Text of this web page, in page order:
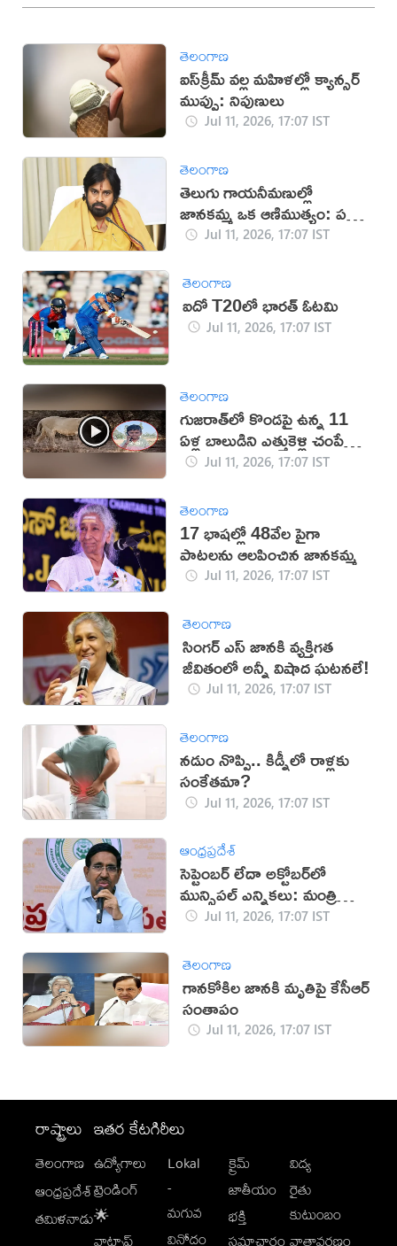
తెలంగాణ
ఐస్‌క్రీమ్ వల్ల మహిళల్లో క్యాన్సర్
ముప్పు: నిపుణులు
Jul 11, 2026, 17:07 IST
తెలంగాణ
తెలుగు గాయనీమణుల్లో
జానకమ్మ ఒక ఆణిముత్యం: పవన్
కళ్యాణ్Jul 11, 2026, 17:07 IST
తెలంగాణ
ఐదో T20లో భారత్ ఓటమి
Jul 11, 2026, 17:07 IST
తెలంగాణ
గుజరాత్‌లో కొండపై ఉన్న 11
ఏళ్ల బాలుడిని ఎత్తుకెళ్లి చంపేసిన
సింహంJul 11, 2026, 17:07 IST
తెలంగాణ
17 భాషల్లో 48వేల పైగా
పాటలను ఆలపించిన జానకమ్మ
Jul 11, 2026, 17:07 IST
తెలంగాణ
సింగర్ ఎస్ జానకి వ్యక్తిగత
జీవితంలో అన్నీ విషాద ఘటనలే!
Jul 11, 2026, 17:07 IST
తెలంగాణ
నడుం నొప్పి.. కిడ్నీలో రాళ్లకు
సంకేతమా?
Jul 11, 2026, 17:07 IST
ఆంధ్రప్రదేశ్
సెప్టెంబర్ లేదా అక్టోబర్‌లో
మున్సిపల్ ఎన్నికలు: మంత్రి
నారాయణ
Jul 11, 2026, 17:07 IST
తెలంగాణ
గానకోకిల జానకి మృతిపై కేసీఆర్
సంతాపం
Jul 11, 2026, 17:07 IST
రాష్ట్రాలు
తెలంగాణ
ఆంధ్రప్రదేశ్
తమిళనాడు
ఇతర కేటగిరీలు
ఉద్యోగాలు
ట్రెండింగ్
🌟
Lokal
-
మగువ
వినోదం
క్రైమ్
జాతీయం
భక్తి
విద్య
రైతు
కుటుంబం